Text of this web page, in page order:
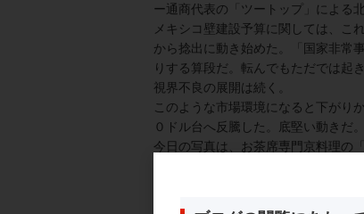
ー通商代表の「ツートップ」による
メキシコ壁建設予算に関しては、こ
から捻出に動き始めた。「国家非常
りする算段だ。転んでもただでは起
視界不良の展開は続く。
このような市場環境になると下がり
０ドル台へ反騰した。底堅い動きだ。
今日の写真は、お茶席専門京料理の